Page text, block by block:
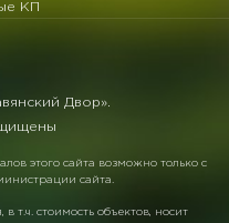
КП
Двор».
этого сайта возможно только с
сайта.
т.ч. стоимость объектов, носит